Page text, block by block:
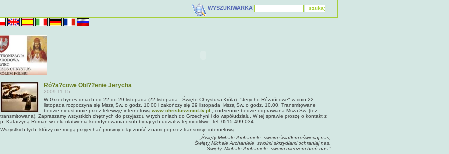
WYSZUKIWARKA
Ró?a?cowe Obl??enie Jerycha
2009-11-15
W Grzechyni w dniach od 22 do 29 listopada (22 listopada - Święto Chrystusa Króla). "Jerycho Różańcowe" w dniu 22
listopada rozpoczyna się Mszą Św. o godz. 10.00 i zakończy się 29 listopada Mszą Św. o godz. 10.00. Transmitowane
będzie nieustannie przez telewizję internetową www.christusvincit-tv.pl , codziennie będzie odprawiana Msza Św. (też
transmitowana). Zapraszamy wszystkich chętnych do przyjazdu w tych dniach do Grzechyni i do współudziału. W tej sprawie proszę o kontakt z
p. Katarzyną Roman w celu ułatwienia koordynowania osób biorących udział w tej modlitwie. tel. 0515 499 034.
Wszystkich tych, którzy nie mogą przyjechać prosimy o łączność z nami poprzez transmisję internetową.
„Święty Michale Archaniele swoim światłem oświecaj nas,
Święty Michale Archaniele swoimi skrzydłami ochraniaj nas,
Święty Michale Archaniele swoim mieczem broń nas.”